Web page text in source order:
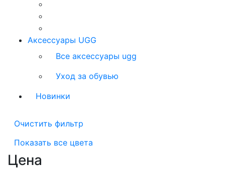
Аксессуары UGG
Все аксессуары ugg
Уход за обувью
Новинки
Очистить фильтр
Показать все цвета
Цена